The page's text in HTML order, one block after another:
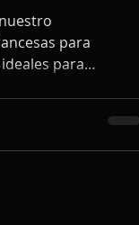
para
para
de piezas
de desarrollar la